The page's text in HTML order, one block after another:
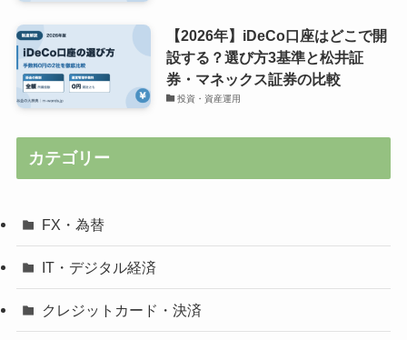
【2026年】iDeCo口座はどこで開
設する？選び方3基準と松井証
券・マネックス証券の比較
投資・資産運用
カテゴリー
FX・為替
IT・デジタル経済
クレジットカード・決済